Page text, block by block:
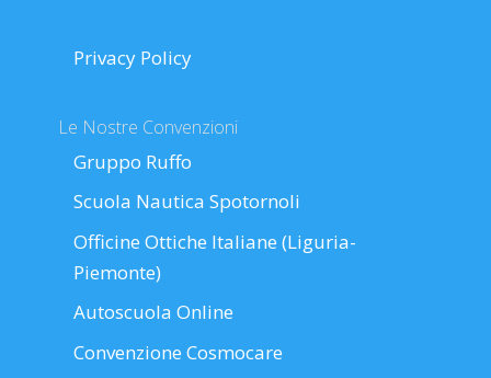
Privacy Policy
Le Nostre Convenzioni
Gruppo Ruffo
Scuola Nautica Spotornoli
Officine Ottiche Italiane (Liguria-
Piemonte)
Autoscuola Online
Convenzione Cosmocare